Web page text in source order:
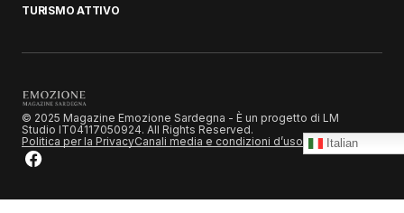
TURISMO ATTIVO
© 2025 Magazine Emozione Sardegna - È un progetto di LM
Studio IT04117050924. All Rights Reserved.
Politica per la PrivacyCanali media e condizioni d’uso Italian